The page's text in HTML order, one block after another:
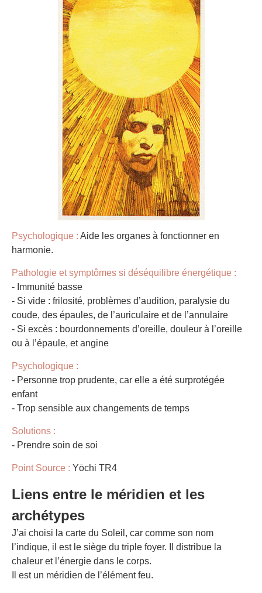
Psychologique : Aide les organes à fonctionner en
harmonie.
Pathologie et symptômes si déséquilibre énergétique :
- Immunité basse
- Si vide : frilosité, problèmes d’audition, paralysie du
coude, des épaules, de l’auriculaire et de l’annulaire
- Si excès : bourdonnements d’oreille, douleur à l’oreille
ou à l’épaule, et angine
Psychologique :
- Personne trop prudente, car elle a été surprotégée
enfant
- Trop sensible aux changements de temps
Solutions :
- Prendre soin de soi
Point Source : Yōchi TR4
Liens entre le méridien et les
archétypes
J’ai choisi la carte du Soleil, car comme son nom
l’indique, il est le siège du triple foyer. Il distribue la
chaleur et l’énergie dans le corps.
Il est un méridien de l’élément feu.